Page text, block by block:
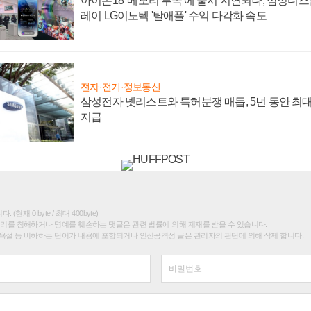
레이 LG이노텍 '탈애플' 수익 다각화 속도
전자·전기·정보통신
삼성전자 넷리스트와 특허분쟁 매듭, 5년 동안 최
지급
. (현재 0 byte / 최대 400byte)
를 침해하거나 명예를 훼손하는 댓글은 관련 법률에 의해 제재를 받을 수 있습니다.
설 등 비하하는 단어가 내용에 포함되거나 인신공격성 글은 관리자의 판단에 의해 삭제 합니다.